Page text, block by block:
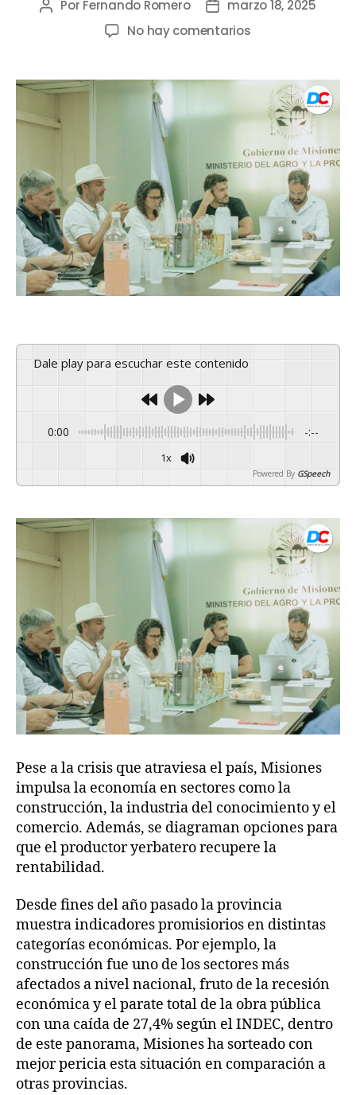
Por Fernando Romero
marzo 18, 2025
No hay comentarios
Dale play para escuchar este contenido
0:00 -:--
1x
Powered By GSpeech
Pese a la crisis que atraviesa el país, Misiones
impulsa la economía en sectores como la
construcción, la industria del conocimiento y el
comercio. Además, se diagraman opciones para
que el productor yerbatero recupere la
rentabilidad.
Desde fines del año pasado la provincia
muestra indicadores promisiorios en distintas
categorías económicas. Por ejemplo, la
construcción fue uno de los sectores más
afectados a nivel nacional, fruto de la recesión
económica y el parate total de la obra pública
con una caída de 27,4% según el INDEC, dentro
de este panorama, Misiones ha sorteado con
mejor pericia esta situación en comparación a
otras provincias.